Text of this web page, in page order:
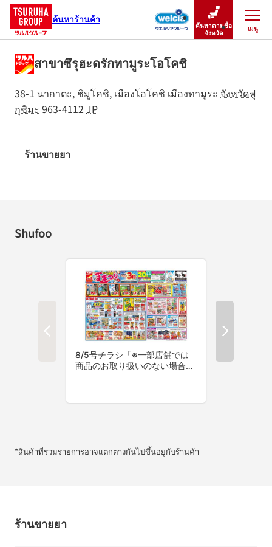
ค้นหาร้านค้า
ค้นหาตามชื่อ
จังหวัด
เมนู
ปิดเมนู
สาขาซึรุฮะดรักทามูระโอโคชิ
38-1 นากาตะ, ชิมูโคชิ, เมืองโอโคชิ เมืองทามูระ จังหวัดฟุ
กุชิมะ 963-4112 JP
ร้านขายยา
Shufoo
*สินค้าที่ร่วมรายการอาจแตกต่างกันไปขึ้นอยู่กับร้านค้า
ร้านขายยา